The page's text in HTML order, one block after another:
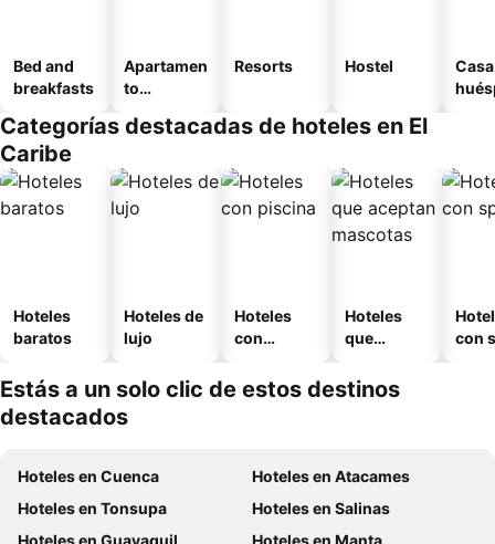
Bed and
breakfasts
Apartamen
to
o
Resorts Hostel
Categorías destacadas de hoteles en El
Caribe
Hoteles
baratos
Hoteles de
lujo
Hoteles
con
Hoteles
que
mascotas
con
Estás a un solo clic de estos destinos
destacados
Hoteles en Cuenca
Hoteles en Atacames
Hoteles en Tonsupa
Hoteles en Salinas
Hoteles en Guayaquil
Hoteles en Manta